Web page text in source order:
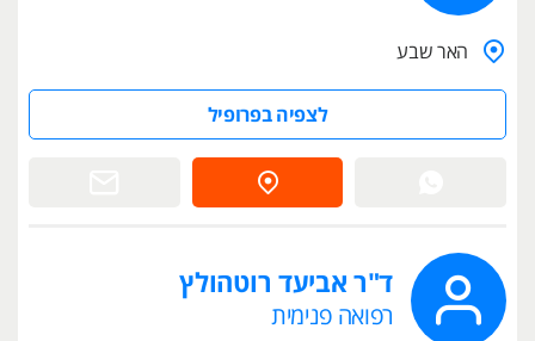
האר שבע
לצפיה בפרופיל
ד"ר אביעד רוטהולץ
רפואה פנימית